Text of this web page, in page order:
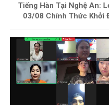
Tiếng Hàn Tại Nghệ An:
03/08 Chính Thức Khởi